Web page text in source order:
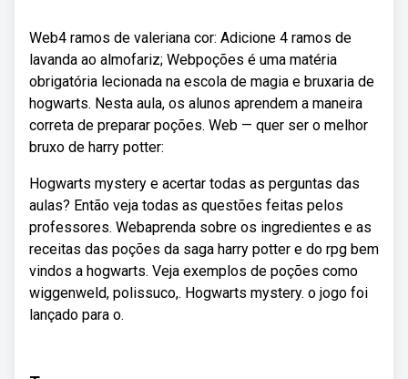
Web4 ramos de valeriana cor: Adicione 4 ramos de
lavanda ao almofariz; Webpoções é uma matéria
obrigatória lecionada na escola de magia e bruxaria de
hogwarts. Nesta aula, os alunos aprendem a maneira
correta de preparar poções. Web — quer ser o melhor
bruxo de harry potter:
Hogwarts mystery e acertar todas as perguntas das
aulas? Então veja todas as questões feitas pelos
professores. Webaprenda sobre os ingredientes e as
receitas das poções da saga harry potter e do rpg bem
vindos a hogwarts. Veja exemplos de poções como
wiggenweld, polissuco,. Hogwarts mystery. o jogo foi
lançado para o.